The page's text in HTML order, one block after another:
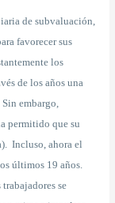
de subvaluación,
favorecer sus
los
de los años una
embargo,
permitido que su
Incluso, ahora el
últimos 19 años.
se